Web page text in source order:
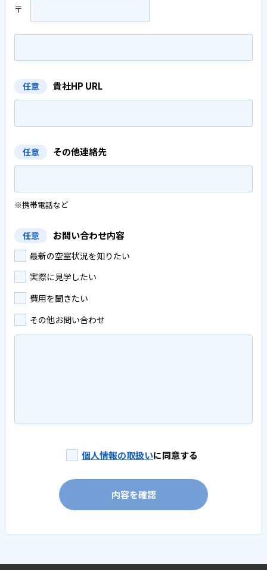
〒
任意 貴社HP URL
任意 その他連絡先
※携帯電話など
任意 お問い合わせ内容
最新の空室状況を知りたい
実際に見学したい
費用を聞きたい
その他お問い合わせ
個人情報の取扱いに同意する
内容を確認